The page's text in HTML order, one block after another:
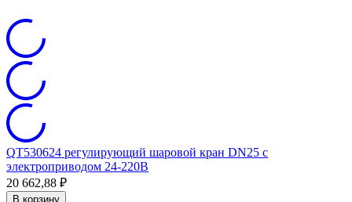
QT530624 регулирующий шаровой кран DN25 с
электроприводом 24-220В
20 662,88 ₽
В корзину